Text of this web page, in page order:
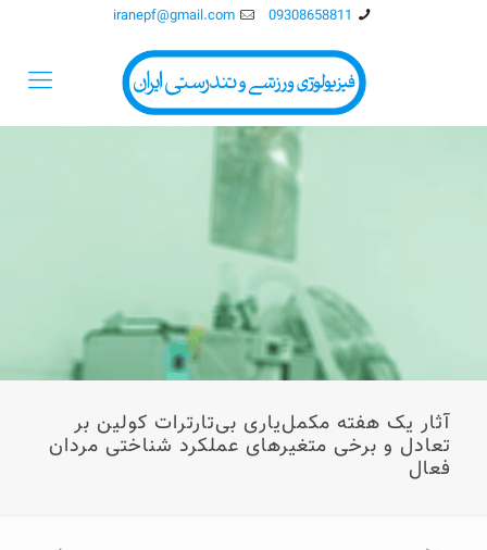
09308658811
iranepf@gmail.com
آثار يک هفته مکمل‌ياری بی‌تارترات کولين بر
تعادل و برخی متغيرهای عملکرد شناختی مردان
فعال